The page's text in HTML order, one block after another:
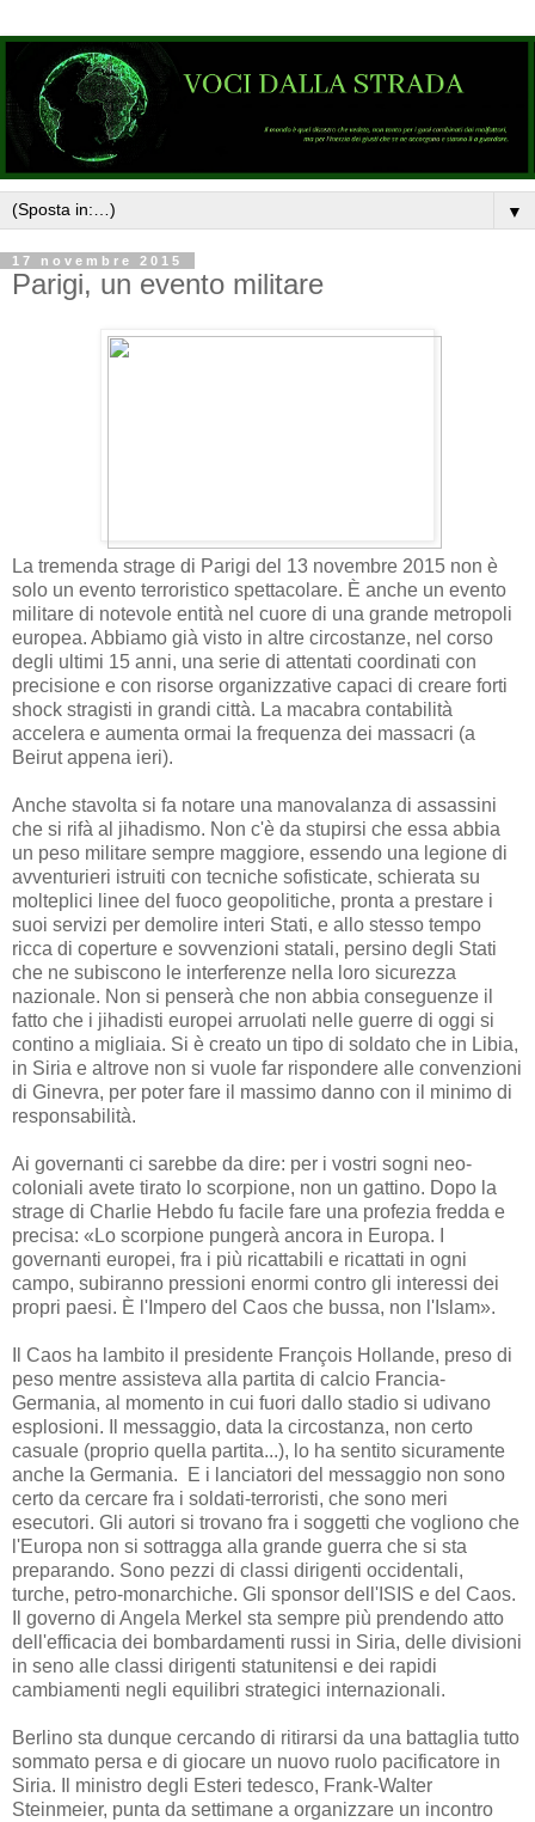
▼
17 novembre 2015
Parigi, un evento militare
La tremenda strage di Parigi del 13 novembre 2015 non è
solo un evento terroristico spettacolare. È anche un evento
militare di notevole entità nel cuore di una grande metropoli
europea. Abbiamo già visto in altre circostanze, nel corso
degli ultimi 15 anni, una serie di attentati coordinati con
precisione e con risorse organizzative capaci di creare forti
shock stragisti in grandi città. La macabra contabilità
accelera e aumenta ormai la frequenza dei massacri (a
Beirut appena ieri).
Anche stavolta si fa notare una manovalanza di assassini
che si rifà al jihadismo. Non c'è da stupirsi che essa abbia
un peso militare sempre maggiore, essendo una legione di
avventurieri istruiti con tecniche sofisticate, schierata su
molteplici linee del fuoco geopolitiche, pronta a prestare i
suoi servizi per demolire interi Stati, e allo stesso tempo
ricca di coperture e sovvenzioni statali, persino degli Stati
che ne subiscono le interferenze nella loro sicurezza
nazionale. Non si penserà che non abbia conseguenze il
fatto che i jihadisti europei arruolati nelle guerre di oggi si
contino a migliaia. Si è creato un tipo di soldato che in Libia,
in Siria e altrove non si vuole far rispondere alle convenzioni
di Ginevra, per poter fare il massimo danno con il minimo di
responsabilità.
Ai governanti ci sarebbe da dire: per i vostri sogni neo-
coloniali avete tirato lo scorpione, non un gattino. Dopo la
strage di Charlie Hebdo fu facile fare una profezia fredda e
precisa: «Lo scorpione pungerà ancora in Europa. I
governanti europei, fra i più ricattabili e ricattati in ogni
campo, subiranno pressioni enormi contro gli interessi dei
propri paesi. È l'Impero del Caos che bussa, non l'Islam».
Il Caos ha lambito il presidente François Hollande, preso di
peso mentre assisteva alla partita di calcio Francia-
Germania, al momento in cui fuori dallo stadio si udivano
esplosioni. Il messaggio, data la circostanza, non certo
casuale (proprio quella partita...), lo ha sentito sicuramente
anche la Germania. E i lanciatori del messaggio non sono
certo da cercare fra i soldati-terroristi, che sono meri
esecutori. Gli autori si trovano fra i soggetti che vogliono che
l'Europa non si sottragga alla grande guerra che si sta
preparando. Sono pezzi di classi dirigenti occidentali,
turche, petro-monarchiche. Gli sponsor dell'ISIS e del Caos.
Il governo di Angela Merkel sta sempre più prendendo atto
dell'efficacia dei bombardamenti russi in Siria, delle divisioni
in seno alle classi dirigenti statunitensi e dei rapidi
cambiamenti negli equilibri strategici internazionali.
Berlino sta dunque cercando di ritirarsi da una battaglia tutto
sommato persa e di giocare un nuovo ruolo pacificatore in
Siria. Il ministro degli Esteri tedesco, Frank-Walter
Steinmeier, punta da settimane a organizzare un incontro